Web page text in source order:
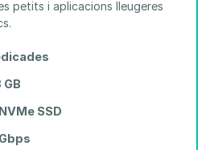
petits i aplicacions lleugeres
GB
SSD